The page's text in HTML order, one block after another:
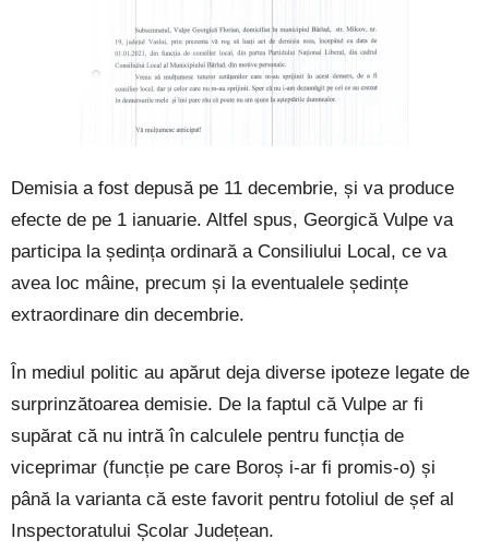
Demisia a fost depusă pe 11 decembrie, și va produce
efecte de pe 1 ianuarie. Altfel spus, Georgică Vulpe va
participa la ședința ordinară a Consiliului Local, ce va
avea loc mâine, precum și la eventualele ședințe
extraordinare din decembrie.
În mediul politic au apărut deja diverse ipoteze legate de
surprinzătoarea demisie. De la faptul că Vulpe ar fi
supărat că nu intră în calculele pentru funcția de
viceprimar (funcție pe care Boroș i-ar fi promis-o) și
până la varianta că este favorit pentru fotoliul de șef al
Inspectoratului Școlar Județean.